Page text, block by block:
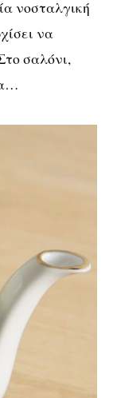
νοσταλγική
να
σαλόνι,